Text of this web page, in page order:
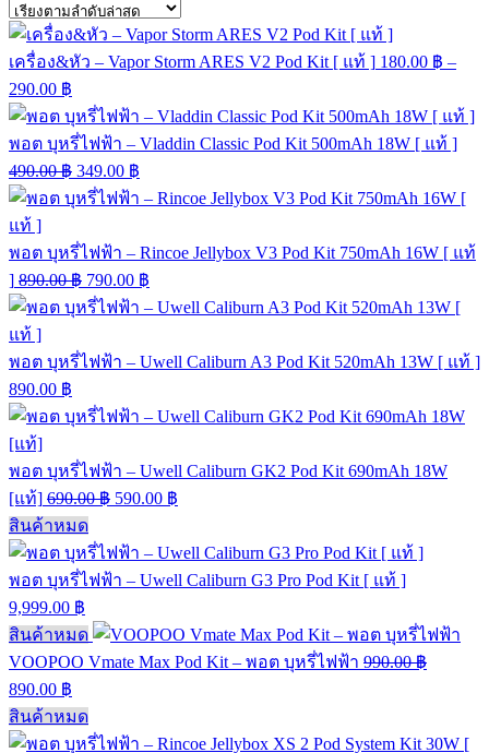
เครื่อง&หัว – Vapor Storm ARES V2 Pod Kit [ แท้ ] 180.00 ฿ –
290.00 ฿
พอต บุหรี่ไฟฟ้า – Vladdin Classic Pod Kit 500mAh 18W [ แท้ ]
490.00฿ 349.00 ฿
พอต บุหรี่ไฟฟ้า – Rincoe Jellybox V3 Pod Kit 750mAh 16W [ แท้
] 890.00฿ 790.00 ฿
พอต บุหรี่ไฟฟ้า – Uwell Caliburn A3 Pod Kit 520mAh 13W [ แท้ ]
890.00 ฿
พอต บุหรี่ไฟฟ้า – Uwell Caliburn GK2 Pod Kit 690mAh 18W
[แท้] 690.00฿ 590.00 ฿
สินค้าหมด
พอต บุหรี่ไฟฟ้า – Uwell Caliburn G3 Pro Pod Kit [ แท้ ]
9,999.00 ฿
สินค้าหมด
VOOPOO Vmate Max Pod Kit – พอต บุหรี่ไฟฟ้า 990.00฿
890.00 ฿
สินค้าหมด